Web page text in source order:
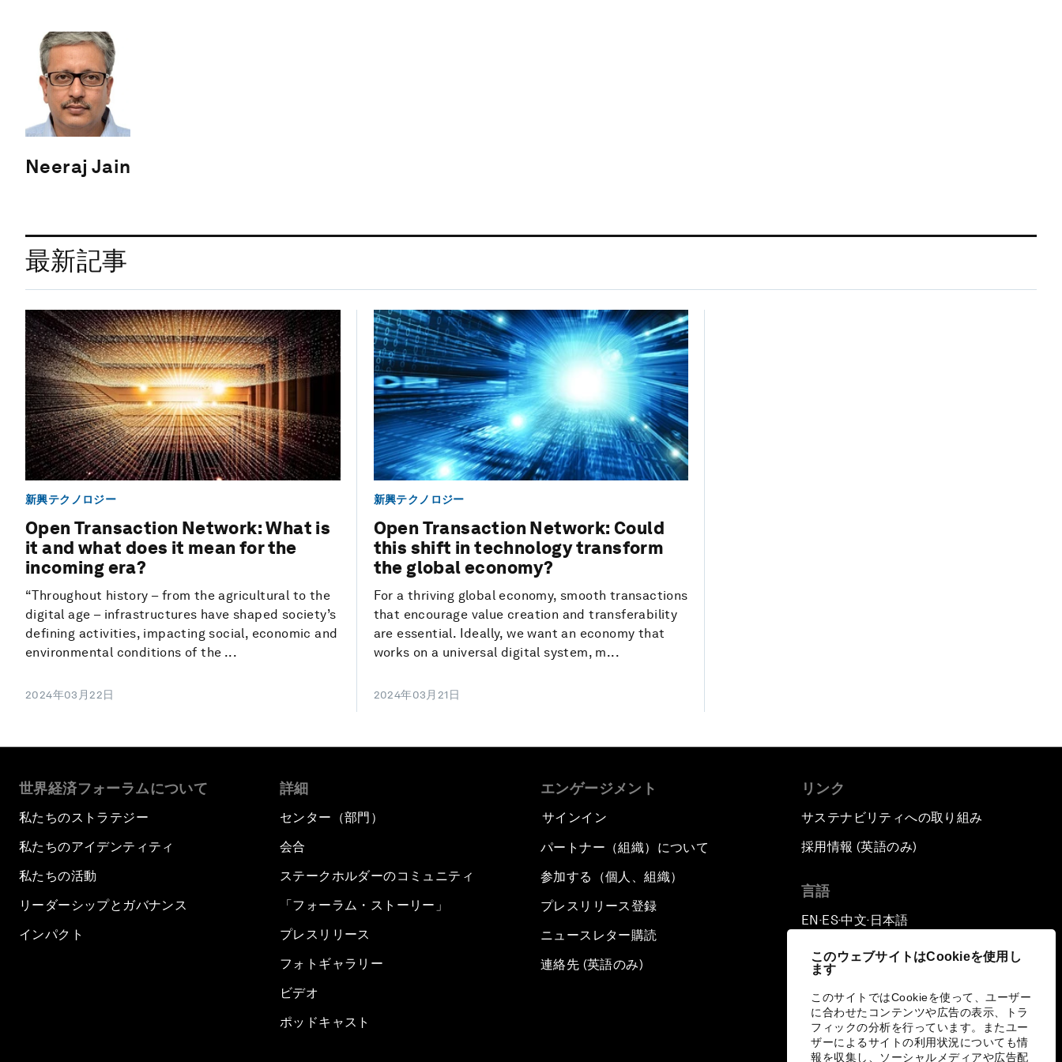
このウェブサイトはCookieを使用し
ます
このサイトではCookieを使って、ユーザー
に合わせたコンテンツや広告の表示、トラ
フィックの分析を行っています。またユー
ザーによるサイトの利用状況についても情
報を収集し、ソーシャルメディアや広告配
Neeraj Jain
最新記事
新興テクノロジー
Open Transaction Network: What is
it and what does it mean for the
incoming era?
“Throughout history – from the agricultural to the
digital age – infrastructures have shaped society’s
defining activities, impacting social, economic and
environmental conditions of the ...
2024年03月22日
新興テクノロジー
Open Transaction Network: Could
this shift in technology transform
the global economy?
For a thriving global economy, smooth transactions
that encourage value creation and transferability
are essential. Ideally, we want an economy that
works on a universal digital system, m...
2024年03月21日
世界経済フォーラムについて
私たちのストラテジー
私たちのアイデンティティ
私たちの活動
リーダーシップとガバナンス
インパクト
詳細
センター（部門）
会合
ステークホルダーのコミュニティ
「フォーラム・ストーリー」
プレスリリース
フォトギャラリー
ビデオ
ポッドキャスト
エンゲージメント
サインイン
パートナー（組織）について
参加する（個人、組織）
プレスリリース登録
ニュースレター購読
連絡先 (英語のみ)
リンク
サステナビリティへの取り組み
採用情報 (英語のみ)
言語
EN ▪ ES▪中文▪ 日本語